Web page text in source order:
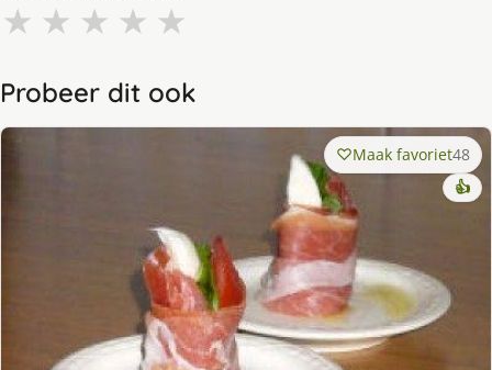
★ ★ ★ ★ ★
Probeer dit ook
Maak favoriet48
👍